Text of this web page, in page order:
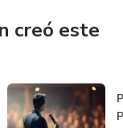
creó este